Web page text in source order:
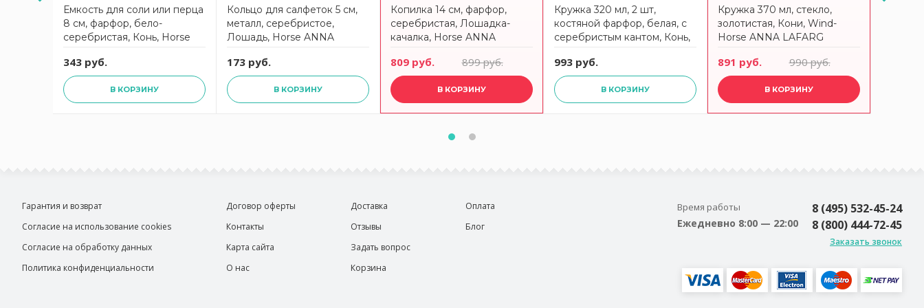
Емкость для соли или перца
8 см, фарфор, бело-
серебристая, Конь, Horse
343 руб.
В КОРЗИНУ
Кольцо для салфеток 5 см,
металл, серебристое,
Лошадь, Horse ANNA
173 руб.
В КОРЗИНУ
Копилка 14 см, фарфор,
серебристая, Лошадка-
качалка, Horse ANNA
809 руб. 899 руб.
В КОРЗИНУ
Кружка 320 мл, 2 шт,
костяной фарфор, белая, с
серебристым кантом, Конь,
993 руб.
В КОРЗИНУ
Кружка 370 мл, стекло,
золотистая, Кони, Wind-
Horse ANNA LAFARG
891 руб. 990 руб.
В КОРЗИНУ
Гарантия и возврат
Согласие на использование cookies
Согласие на обработку данных
Политика конфиденциальности
Договор оферты
Контакты
Карта сайта
О нас
Доставка
Отзывы
Задать вопрос
Корзина
Оплата
Блог
Время работы
Ежедневно 8:00 — 22:00
8 (495) 532-45-24
8 (800) 444-72-45
Заказать звонок